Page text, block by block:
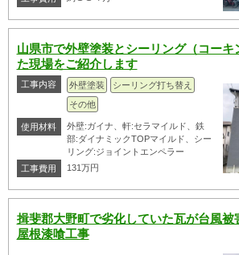
山県市で外壁塗装とシーリング（コーキ
た現場をご紹介します
工事内容 外壁塗装
シーリング打ち替え
その他
使用材料
外壁:ガイナ、軒:セラマイルド、鉄
部:ダイナミックTOPマイルド、シー
リング:ジョイントエンペラー
工事費用
131万円
揖斐郡大野町で劣化していた瓦が台風被
屋根漆喰工事